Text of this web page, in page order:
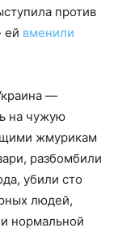
против
ей вменили
—
на чужую
жмурикам
разбомбили
убили сто
людей,
нормальной